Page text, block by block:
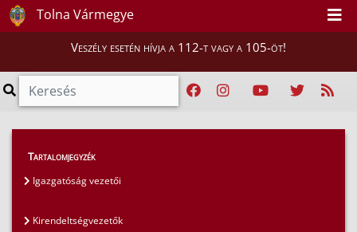
Tolna Vármegye
Veszély esetén hívja a 112-t vagy a 105-öt!
Magunkról
Igazgatóság vezetői
Tartalomjegyzék
Igazgatóság vezetői
Kirendeltségvezetők